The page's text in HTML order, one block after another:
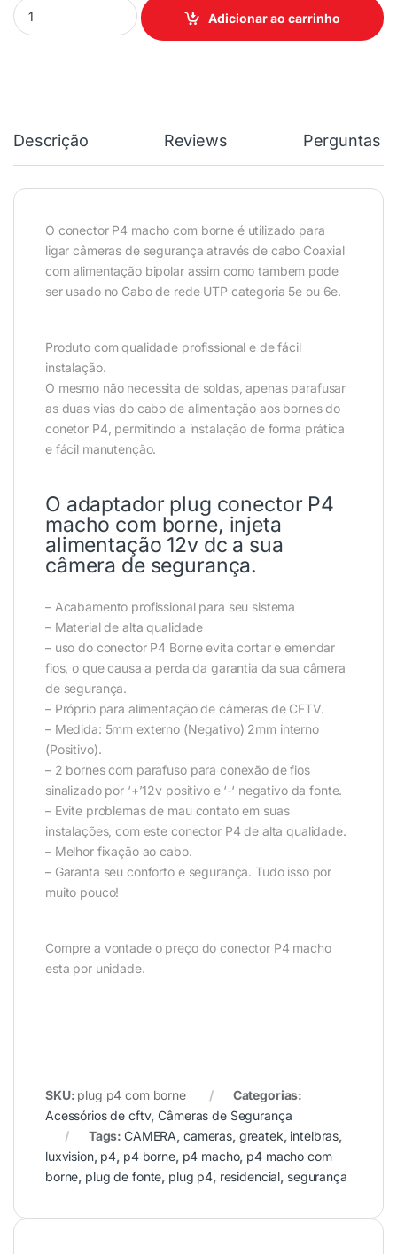
Adicionar ao carrinho
Descrição Reviews Perguntas
O conector P4 macho com borne é utilizado para
ligar câmeras de segurança através de cabo Coaxial
com alimentação bipolar assim como tambem pode
ser usado no Cabo de rede UTP categoria 5e ou 6e.
Produto com qualidade profissional e de fácil
instalação.
O mesmo não necessita de soldas, apenas parafusar
as duas vias do cabo de alimentação aos bornes do
conetor P4, permitindo a instalação de forma prática
e fácil manutenção.
O adaptador plug conector P4
macho com borne, injeta
alimentação 12v dc a sua
câmera de segurança.
– Acabamento profissional para seu sistema
– Material de alta qualidade
– uso do conector P4 Borne evita cortar e emendar
fios, o que causa a perda da garantia da sua câmera
de segurança.
– Próprio para alimentação de câmeras de CFTV.
– Medida: 5mm externo (Negativo) 2mm interno
(Positivo).
– 2 bornes com parafuso para conexão de fios
sinalizado por ‘+’12v positivo e ‘-‘ negativo da fonte.
– Evite problemas de mau contato em suas
instalações, com este conector P4 de alta qualidade.
– Melhor fixação ao cabo.
– Garanta seu conforto e segurança. Tudo isso por
muito pouco!
Compre a vontade o preço do conector P4 macho
esta por unidade.
SKU: plug p4 com borne
Categorias:
Acessórios de cftv,Câmeras de Segurança
Tags:CAMERA, cameras, greatek, intelbras,
luxvision, p4, p4 borne, p4 macho, p4 macho com
borne, plug de fonte, plug p4, residencial, segurança